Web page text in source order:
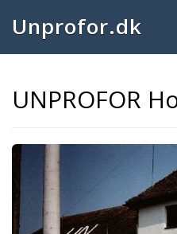
Unprofor.dk
UNPROFOR
Previous